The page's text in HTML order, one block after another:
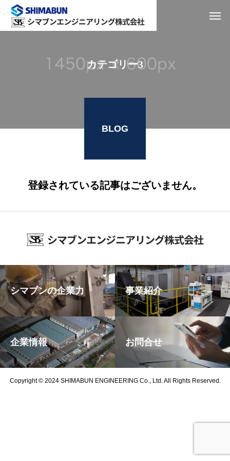
カテゴリー3
BLOG
登録されている記事はございません。
シマブンの企業力 事業紹介
企業情報 お問合せ
Copyright © 2024 SHIMABUN ENGINEERING Co., Ltd. All Rights Reserved.